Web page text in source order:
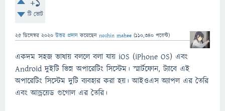
টি ভোট
25 ডিসেম্বর 2020 উত্তর প্রদান করেছেন noshin mahee (110,340 পয়েন্ট)
একদম সহজ ভাষায় বললে বলা যায় iOS (iPhone OS) এবং
Android দুইটি ভিন্ন অপারেটিং সিস্টেম। স্মার্টফোন, ট্যাবে এই
অপারেটিং সিস্টেম দুটি ব্যবহার করা হয়। আইওএস অ্যাপল এর তৈরি
এবং আন্ড্রয়েড গুগোল এর তৈরি।